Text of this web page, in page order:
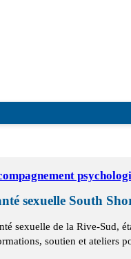
sexuelle South
sexuelle de la Rive-Sud,
soutien et ateliers